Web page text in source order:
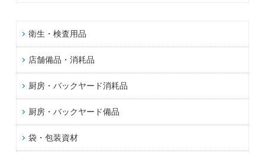
衛生・検査用品
店舗備品・消耗品
厨房・バックヤード消耗品
厨房・バックヤード備品
袋・包装資材